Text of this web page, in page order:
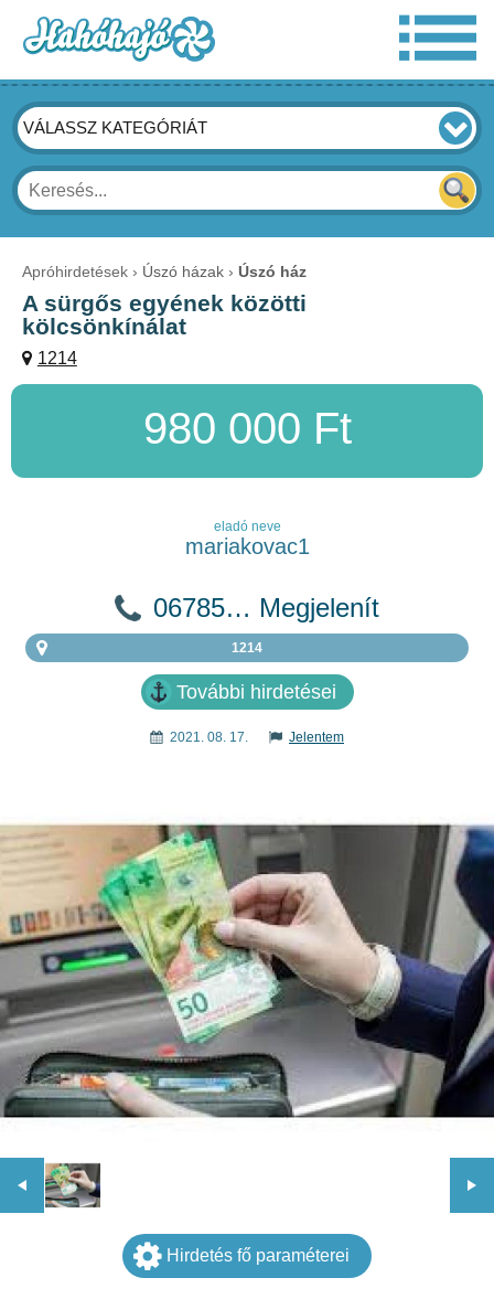
VÁLASSZ KATEGÓRIÁT
Apróhirdetések Úszó házak Úszó ház
A sürgős egyének közötti
kölcsönkínálat
1214
980 000 Ft
eladó neve
mariakovac1
06785… Megjelenít
1214
További hirdetései
2021. 08. 17. Jelentem
Hirdetés fő paraméterei